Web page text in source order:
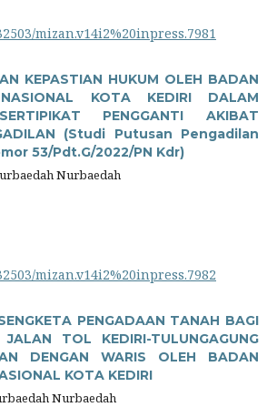
mizan.v14i2%20inpress.7981
KEPASTIAN HUKUM OLEH BADAN
NASIONAL KOTA KEDIRI DALAM
PENGGANTI AKIBAT
(Studi Putusan Pengadilan
53/Pdt.G/2022/PN Kdr)
Nurbaedah
mizan.v14i2%20inpress.7982
PENGADAAN TANAH BAGI
JALAN TOL KEDIRI-TULUNGAGUNG
DENGAN WARIS OLEH BADAN
KOTA KEDIRI
Nurbaedah